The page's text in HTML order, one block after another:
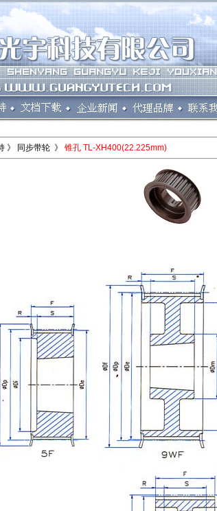
》 同步带轮 》 锥孔 TL-XH400(22.225mm)